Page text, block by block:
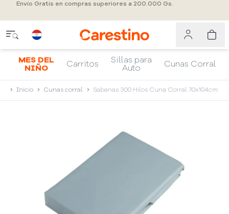
Envío Gratis en compras superiores a 200.000 Gs.
MES DEL
NIÑO
Carritos
Sillas para
Auto
Cunas Corral
Inicio Cunas corral Sabanas 300 Hilos Cuna Corral 70x104cm